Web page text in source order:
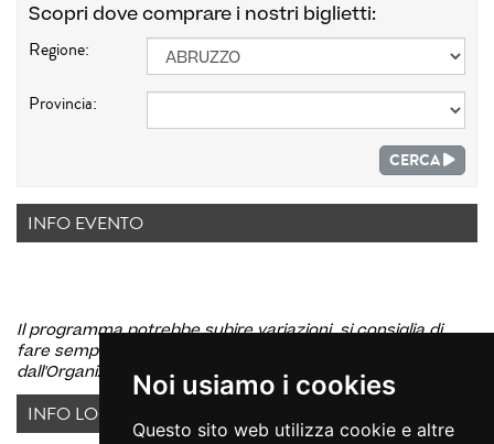
Noi usiamo i cookies
Questo sito web utilizza cookie e altre
Scopri dove comprare i nostri biglietti:
Regione:
Provincia:
CERCA
INFO EVENTO
Il programma potrebbe subire variazioni, si consiglia di
fare sempre riferimento alle comunicazioni ufficiali diffuse
dall'Organizzatore
INFO LOCATION